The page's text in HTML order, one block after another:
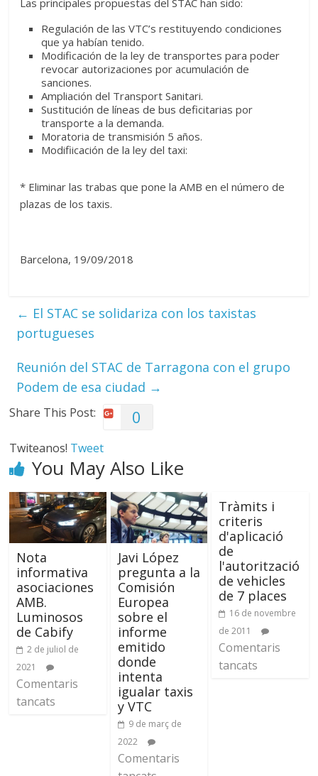
Las principales propuestas del STAC han sido:
Regulación de las VTC’s restituyendo condiciones
que ya habían tenido.
Modificación de la ley de transportes para poder
revocar autorizaciones por acumulación de
sanciones.
Ampliación del Transport Sanitari.
Sustitución de líneas de bus deficitarias por
transporte a la demanda.
Moratoria de transmisión 5 años.
Modifiicación de la ley del taxi:
* Eliminar las trabas que pone la AMB en el número de
plazas de los taxis.
Barcelona, 19/09/2018
← El STAC se solidariza con los taxistas
portugueses
Reunión del STAC de Tarragona con el grupo
Podem de esa ciudad →
Share This Post: 0
Twiteanos! Tweet
You May Also Like
Nota
informativa
asociaciones
AMB.
Luminosos
de Cabify
2 de juliol de
2021
Comentaris
tancats
Javi López
pregunta a la
Comisión
Europea
sobre el
informe
emitido
donde
intenta
igualar taxis
y VTC
9 de març de
2022
Comentaris
Tràmits i
criteris
d'aplicació
de
l'autorització
de vehicles
de 7 places
16 de novembre
de 2011
Comentaris
tancats